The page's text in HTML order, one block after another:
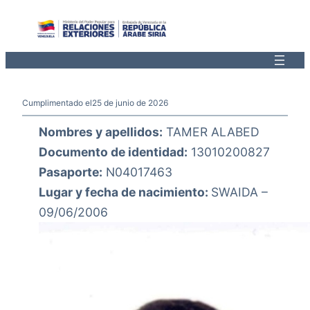
Cumplimentado el25 de junio de 2026
Nombres y apellidos: TAMER ALABED
Documento de identidad: 13010200827
Pasaporte: N04017463
Lugar y fecha de nacimiento: SWAIDA –
09/06/2006